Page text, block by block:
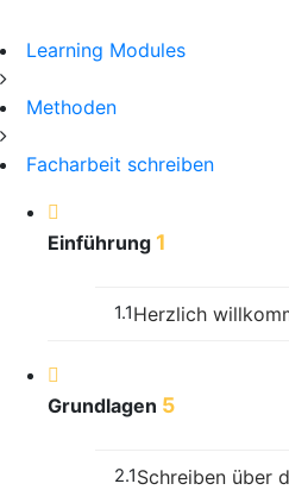
Learning Modules
Methoden
Facharbeit schreiben
Einführung 1
1.1Herzlich
Grundlagen 5
2.1Schreiben über